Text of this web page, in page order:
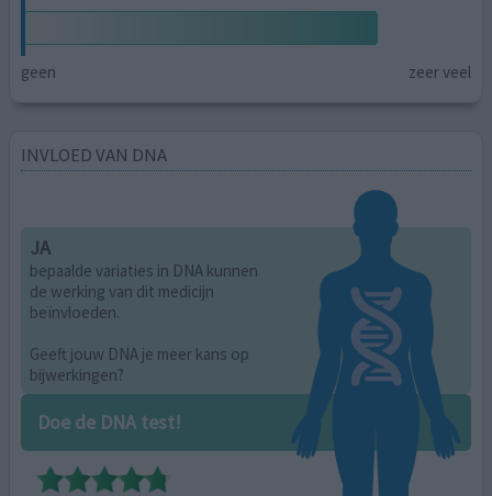
geen zeer veel
INVLOED VAN DNA
JA
bepaalde variaties in DNA kunnen
de werking van dit medicijn
beïnvloeden.
Geeft jouw DNA je meer kans op
bijwerkingen?
Doe de DNA test!